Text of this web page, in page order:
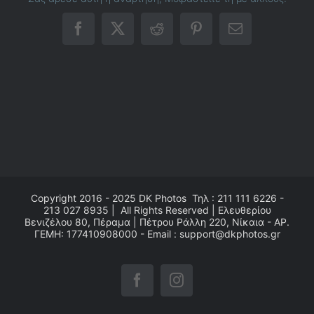
Facebook
X RedditPinterestEmail
Copyright 2016 - 2025 DK PhotosΤηλ : 211 111 6226 -
213 027 8935 | All Rights Reserved | Ελευθερίου
Βενιζέλου 80, Πέραμα | Πέτρου Ράλλη 220, Νίκαια - ΑΡ.
ΓΕΜΗ: 177410908000 - Email : support@dkphotos.gr
FacebookInstagram